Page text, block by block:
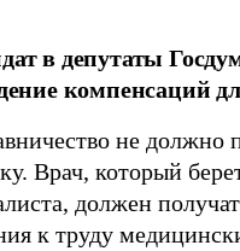
в депутаты
компенсаций
не должно
Врач, который
должен
к труду